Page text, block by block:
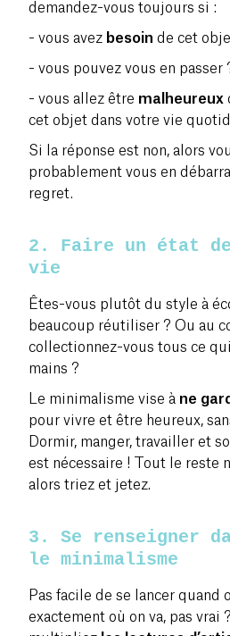
demandez-vous toujours si :
- vous avez besoin de cet
- vous pouvez vous en passer
- vous allez être malheureux
cet objet dans votre vie
Si la réponse est non, alors
probablement vous en
regret.
2. Faire un état
vie
Êtes-vous plutôt du style à
beaucoup réutiliser ? Ou au
collectionnez-vous tous ce
mains ?
Le minimalisme vise à ne
pour vivre et être heureux,
Dormir, manger, travailler et
est nécessaire ! Tout le reste
alors triez et jetez.
3. Se renseigner
le minimalisme
Pas facile de se lancer quand
exactement où on va, pas vrai